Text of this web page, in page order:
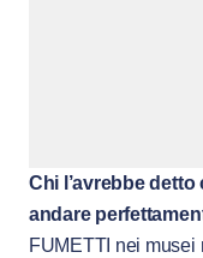
Chi l’avrebbe
andare
FUMETTI nei musei